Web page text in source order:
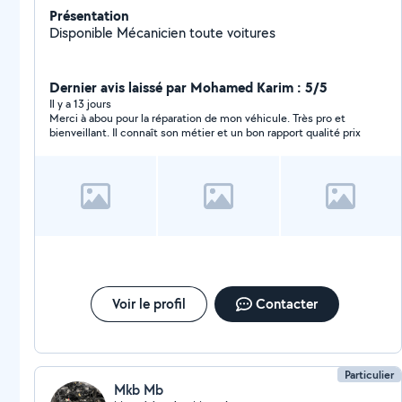
Présentation
Disponible Mécanicien toute voitures
Dernier avis laissé par Mohamed Karim : 5/5
Il y a 13 jours
Merci à abou pour la réparation de mon véhicule. Très pro et
bienveillant. Il connaît son métier et un bon rapport qualité prix
Voir le profil Contacter
Particulier
Mkb Mb